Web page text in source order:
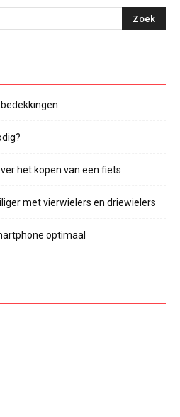
het kopen van een fiets
met vierwielers en driewielers
optimaal